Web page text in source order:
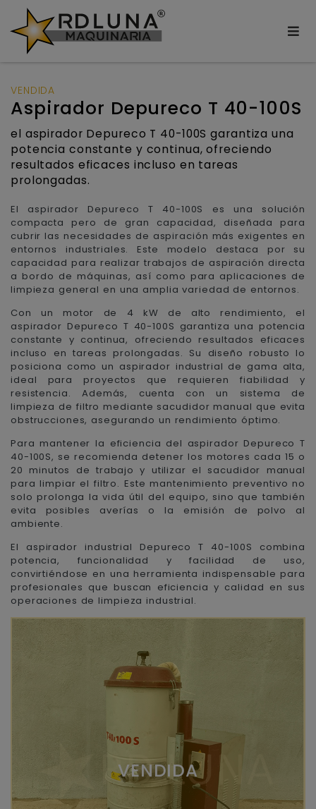
VENDIDA
VENDIDA
Aspirador Depureco T 40-100S
el aspirador Depureco T 40-100S garantiza una
potencia constante y continua, ofreciendo
resultados eficaces incluso en tareas
prolongadas.
El aspirador Depureco T 40-100S es una solución
compacta pero de gran capacidad, diseñada para
cubrir las necesidades de aspiración más exigentes en
entornos industriales. Este modelo destaca por su
capacidad para realizar trabajos de aspiración directa
a bordo de máquinas, así como para aplicaciones de
limpieza general en una amplia variedad de entornos.
Con un motor de 4 kW de alto rendimiento, el
aspirador Depureco T 40-100S garantiza una potencia
constante y continua, ofreciendo resultados eficaces
incluso en tareas prolongadas. Su diseño robusto lo
posiciona como un aspirador industrial de gama alta,
ideal para proyectos que requieren fiabilidad y
resistencia. Además, cuenta con un sistema de
limpieza de filtro mediante sacudidor manual que evita
obstrucciones, asegurando un rendimiento óptimo.
Para mantener la eficiencia del aspirador Depureco T
40-100S, se recomienda detener los motores cada 15 o
20 minutos de trabajo y utilizar el sacudidor manual
para limpiar el filtro. Este mantenimiento preventivo no
solo prolonga la vida útil del equipo, sino que también
evita posibles averías o la emisión de polvo al
ambiente.
El aspirador industrial Depureco T 40-100S combina
potencia, funcionalidad y facilidad de uso,
convirtiéndose en una herramienta indispensable para
profesionales que buscan eficiencia y calidad en sus
operaciones de limpieza industrial.